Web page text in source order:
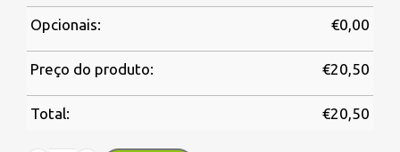
Opcionais: €0,00
Preço do produto: €20,50
Total: €20,50